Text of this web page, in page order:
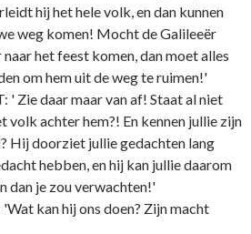
hij het hele volk, en dan kunnen
weg komen! Mocht de Galileeër
het feest komen, dan moet alles
om hem uit de weg te ruimen!'
' Zie daar maar van af! Staat al niet
volk achter hem?! En kennen jullie zijn
Hij doorziet jullie gedachten lang
hebben, en hij kan jullie daarom
dan je zou verwachten!'
'Wat kan hij ons doen? Zijn macht